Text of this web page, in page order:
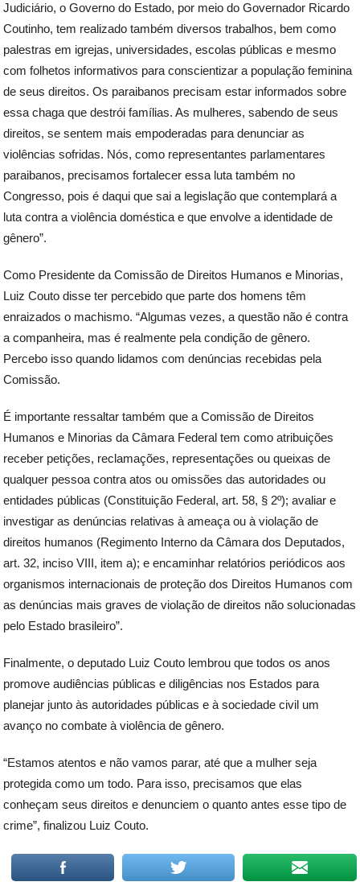
Judiciário, o Governo do Estado, por meio do Governador Ricardo
Coutinho, tem realizado também diversos trabalhos, bem como
palestras em igrejas, universidades, escolas públicas e mesmo
com folhetos informativos para conscientizar a população feminina
de seus direitos. Os paraibanos precisam estar informados sobre
essa chaga que destrói famílias. As mulheres, sabendo de seus
direitos, se sentem mais empoderadas para denunciar as
violências sofridas. Nós, como representantes parlamentares
paraibanos, precisamos fortalecer essa luta também no
Congresso, pois é daqui que sai a legislação que contemplará a
luta contra a violência doméstica e que envolve a identidade de
gênero”.
Como Presidente da Comissão de Direitos Humanos e Minorias,
Luiz Couto disse ter percebido que parte dos homens têm
enraizados o machismo. “Algumas vezes, a questão não é contra
a companheira, mas é realmente pela condição de gênero.
Percebo isso quando lidamos com denúncias recebidas pela
Comissão.
É importante ressaltar também que a Comissão de Direitos
Humanos e Minorias da Câmara Federal tem como atribuições
receber petições, reclamações, representações ou queixas de
qualquer pessoa contra atos ou omissões das autoridades ou
entidades públicas (Constituição Federal, art. 58, § 2º); avaliar e
investigar as denúncias relativas à ameaça ou à violação de
direitos humanos (Regimento Interno da Câmara dos Deputados,
art. 32, inciso VIII, item a); e encaminhar relatórios periódicos aos
organismos internacionais de proteção dos Direitos Humanos com
as denúncias mais graves de violação de direitos não solucionadas
pelo Estado brasileiro”.
Finalmente, o deputado Luiz Couto lembrou que todos os anos
promove audiências públicas e diligências nos Estados para
planejar junto às autoridades públicas e à sociedade civil um
avanço no combate à violência de gênero.
“Estamos atentos e não vamos parar, até que a mulher seja
protegida como um todo. Para isso, precisamos que elas
conheçam seus direitos e denunciem o quanto antes esse tipo de
crime”, finalizou Luiz Couto.